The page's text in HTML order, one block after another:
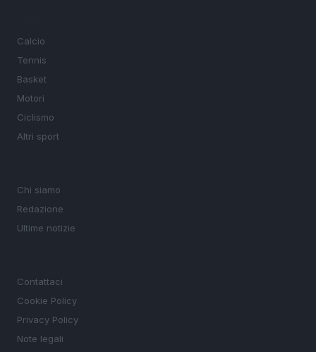
Calcio
Tennis
Basket
Motori
Ciclismo
Altri sport
Chi siamo
Redazione
Ultime notizie
Contattaci
Cookie Policy
Privacy Policy
Note legali